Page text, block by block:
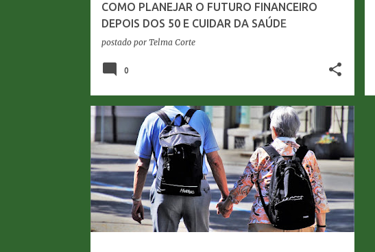
COMO PLANEJAR O FUTURO FINANCEIRO
DEPOIS DOS 50 E CUIDAR DA SAÚDE
FINANCEIRA NA LONGEVIDADE
postado por Telma Corte
0
ENVELHECIMENTO HÁBITOS SAUDÁVEIS +2